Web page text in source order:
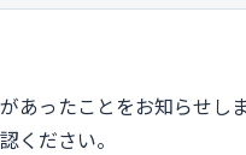
あったことをお知らせし
ください。